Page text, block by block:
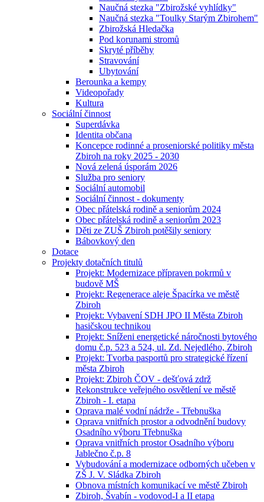
Naučná stezka "Zbirožské vyhlídky"
Naučná stezka "Toulky Starým Zbirohem"
Zbirožská Hledačka
Pod korunami stromů
Skryté příběhy
Stravování
Ubytování
Berounka a kempy
Videopořady
Kultura
Sociální činnost
Superdávka
Identita občana
Koncepce rodinné a proseniorské politiky města
Zbiroh na roky 2025 - 2030
Nová zelená úsporám 2026
Služba pro seniory
Sociální automobil
Sociální činnost - dokumenty
Obec přátelská rodině a seniorům 2024
Obec přátelská rodině a seniorům 2023
Děti ze ZUŠ Zbiroh potěšily seniory
Bábovkový den
Dotace
Projekty dotačních titulů
Projekt: Modernizace přípraven pokrmů v
budově MŠ
Projekt: Regenerace aleje Špacírka ve městě
Zbiroh
Projekt: Vybavení SDH JPO II Města Zbiroh
hasičskou technikou
Projekt: Sníženi energetické náročnosti bytového
domu č.p. 523 a 524, ul. Zd. Nejedlého, Zbiroh
Projekt: Tvorba pasportů pro strategické řízení
města Zbiroh
Projekt: Zbiroh ČOV - dešťová zdrž
Rekonstrukce veřejného osvětlení ve městě
Zbiroh - I. etapa
Oprava malé vodní nádrže - Třebnuška
Oprava vnitřních prostor a odvodnění budovy
Osadního výboru Třebnuška
Oprava vnitřních prostor Osadního výboru
Jablečno č.p. 8
Vybudování a modernizace odborných učeben v
ZŠ J. V. Sládka Zbiroh
Obnova místních komunikací ve městě Zbiroh
Zbiroh, Švabín - vodovod-I a II etapa